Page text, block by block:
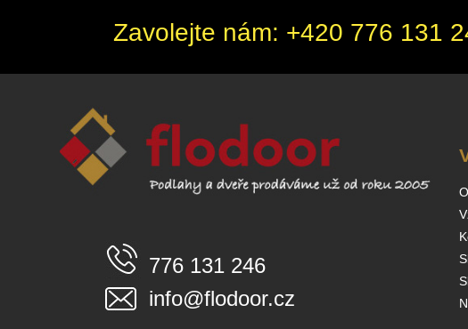
Zavolejte nám: +420 776 131
776 131 246
info@flodoor.cz